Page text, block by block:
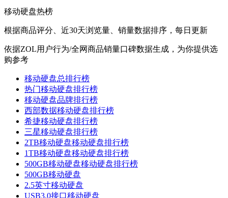
移动硬盘热榜
根据商品评分、近30天浏览量、销量数据排序，每日更新
依据ZOL用户行为/全网商品销量口碑数据生成，为你提供选
购参考
移动硬盘总排行榜
热门移动硬盘排行榜
移动硬盘品牌排行榜
西部数据移动硬盘排行榜
希捷移动硬盘排行榜
三星移动硬盘排行榜
2TB移动硬盘移动硬盘排行榜
1TB移动硬盘移动硬盘排行榜
500GB移动硬盘移动硬盘排行榜
500GB移动硬盘
2.5英寸移动硬盘
USB3.0接口移动硬盘